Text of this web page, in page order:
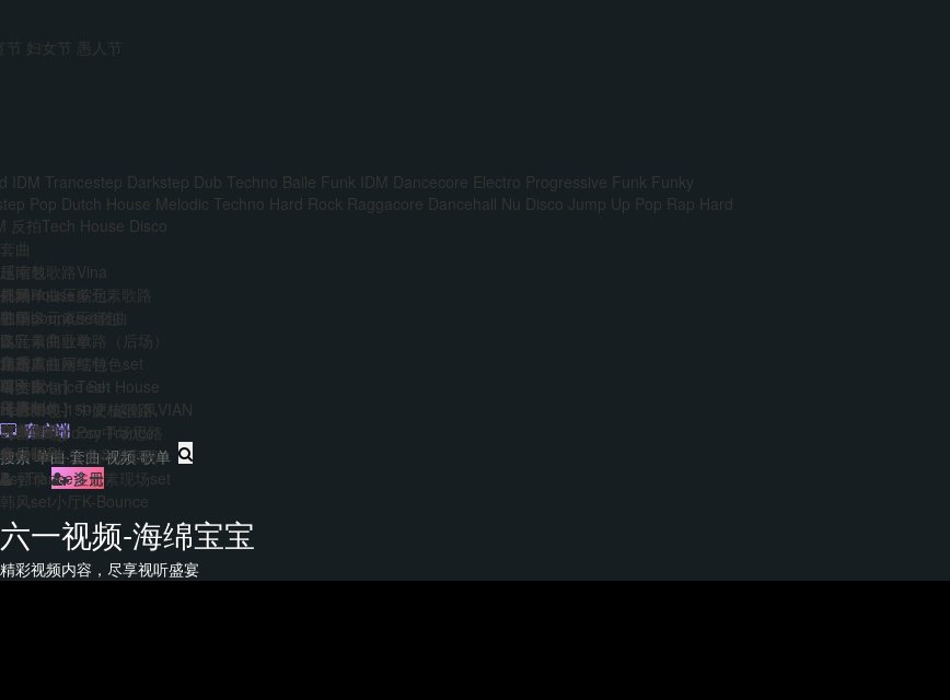
节 妇女节 愚人节
IDM Trancestep Darkstep Dub Techno Baile Funk IDM Dancecore Electro Progressive Funk Funky
Pop Dutch House Melodic Techno Hard Rock Raggacore Dancehall Nu Disco Jump Up Pop Rap Hard
反拍Tech House Disco
套曲
越南鼓歌路Vina
前场House多元素歌路
主场多元素set套曲
多元素商业歌路（后场）
江南霓虹网红特色set
中文Bounce Set
Hard140-150硬核歌路
EDM&Bigroom中场思路
Bounce多元素商业歌路
PsyTrance多元素现场set
韩风set小厅K-Bounce
压缩包
外网单曲压缩包
韩国boune压缩包
迷音单曲歌单
精选单曲压缩包
【合集包】Tech House
【合集包】中文/越南风VIAN
【合集包】Psy Trance
视频
歌单
DJ
音乐人
艺术家
免费
VIP
主题包
免费套曲
每日福利
AI
干声制作
套曲制作
音乐制作
转换
客户端
登录 注册
六一视频-海绵宝宝
精彩视频内容，尽享视听盛宴